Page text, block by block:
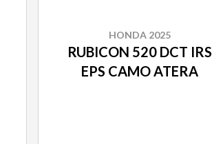
HONDA 2025
RUBICON 520 DCT IRS
EPS CAMO ATERA